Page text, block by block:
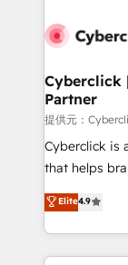
Cyberclick
Partner
提供元：
Cyberclick is
that helps
creativity to
Barcelona
the UK, we
smarter
Elite4.9